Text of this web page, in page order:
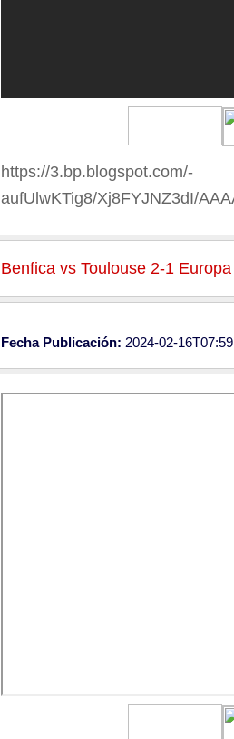
https://3.bp.blogspot.com/-
aufUlwKTig8/Xj8FYJNZ3dI/
Benfica vs Toulouse 2-1
Fecha Publicación: 2024-02-